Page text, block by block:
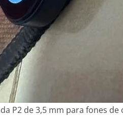
P2 de 3,5 mm para fones de